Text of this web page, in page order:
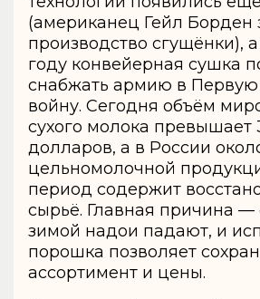
(американец Гейл Борден
производство сгущёнки), а
году конвейерная сушка
снабжать армию в
войну. Сегодня объём
сухого молока превышает
долларов, а в России
цельномолочной
период содержит
сырьё. Главная причина —
зимой надои падают, и
порошка позволяет
ассортимент и цены.